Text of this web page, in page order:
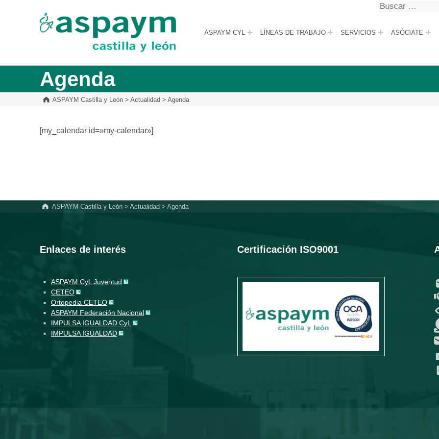
ASPAYM Castilla y León
ASPAYM CYL LÍNEAS DE TRABAJO SERVICIOS ASÓCIATE
Buscar
Agenda
ASPAYM Castilla y León >Actualidad >Agenda
[my_calendar id=»my-calendar»]
ASPAYM Castilla y León> Actualidad > Agenda
Enlaces de interés
ASPAYM CyL Juventud
CETEO
Ortopedia CETEO
ASPAYM Federación Nacional
IMPULSA IGUALDAD CyL
IMPULSA IGUALDAD
Certificación ISO9001